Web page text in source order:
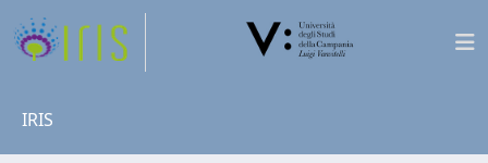
IRIS